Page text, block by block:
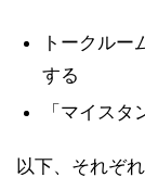
トークルー
する
「マイス
以下、それぞ